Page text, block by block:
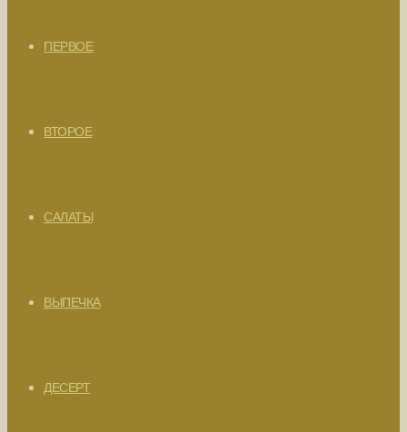
ПЕРВОЕ
ВТОРОЕ
САЛАТЫ
ВЫПЕЧКА
ДЕСЕРТ